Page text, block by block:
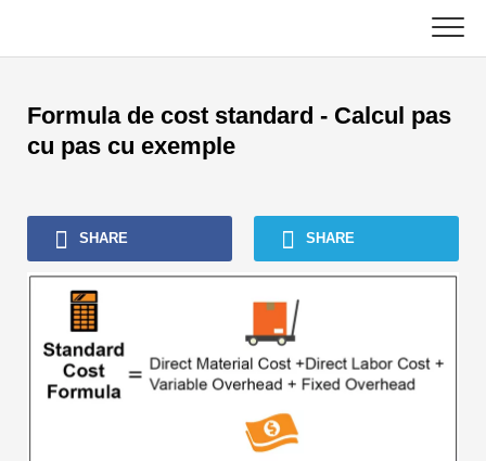
content
Excel, VBA și Power BI
Tutoriale bancare de investiții
Cărți de top
Ghiduri de carieră în domeniul finanțelor
Resurse de certificare financiară
Formula de cost standard - Calcul pas
cu pas cu exemple
SHARE SHARE